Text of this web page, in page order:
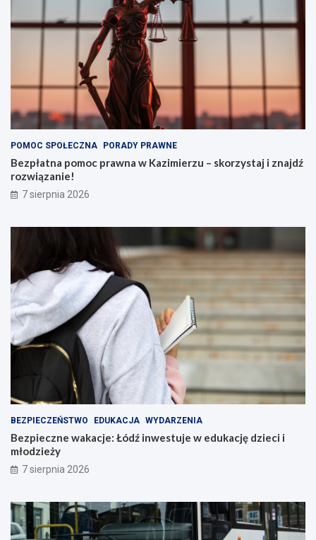
POMOC SPOŁECZNA PORADY PRAWNE
Bezpłatna pomoc prawna w Kazimierzu – skorzystaj i znajdź
rozwiązanie!
7 sierpnia 2026
BEZPIECZEŃSTWO EDUKACJA WYDARZENIA
Bezpieczne wakacje: Łódź inwestuje w edukację dzieci i
młodzieży
7 sierpnia 2026